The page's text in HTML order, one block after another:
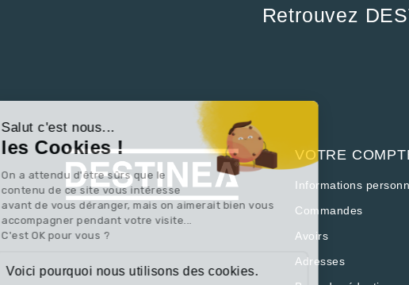
Salut c'est nous...
les Cookies !
On a attendu d'être sûrs que le
contenu de ce site vous intéresse
avant de vous déranger, mais on aimerait bien vous
accompagner pendant votre visite...
C'est OK pour vous ?
Voici pourquoi nous utilisons des cookies.
Retrouvez
VOTRE
Informations
Commandes
Avoirs
Adresses